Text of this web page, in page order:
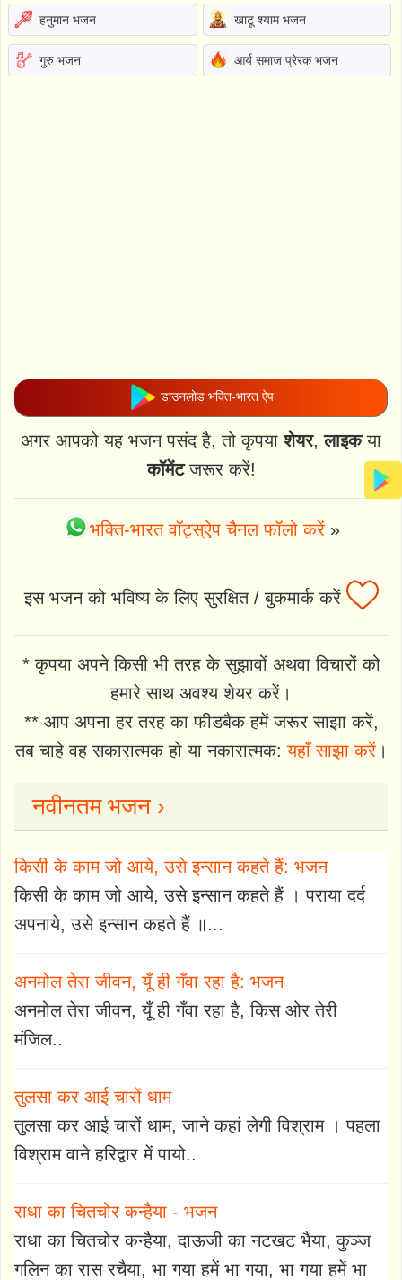
हनुमान भजन खाटू श्याम भजन
गुरु भजन आर्य समाज प्रेरक भजन
डाउनलोड भक्ति-भारत ऐप
अगर आपको यह भजन पसंद है, तो कृपयाशेयर,लाइकया
कॉमेंटजरूर करें!
भक्ति-भारत वॉट्स्ऐप चैनल फॉलो करें»
इस भजन को भविष्य के लिए सुरक्षित / बुकमार्क करें
* कृपया अपने किसी भी तरह के सुझावों अथवा विचारों को
हमारे साथ अवश्य शेयर करें।
** आप अपना हर तरह का फीडबैक हमें जरूर साझा करें,
तब चाहे वह सकारात्मक हो या नकारात्मक:यहाँ साझा करें।
नवीनतम भजन ›
किसी के काम जो आये, उसे इन्सान कहते हैं: भजन
किसी के काम जो आये, उसे इन्सान कहते हैं । पराया दर्द
अपनाये, उसे इन्सान कहते हैं ॥...
अनमोल तेरा जीवन, यूँ ही गँवा रहा है: भजन
अनमोल तेरा जीवन, यूँ ही गँवा रहा है, किस ओर तेरी
मंजिल..
तुलसा कर आई चारों धाम
तुलसा कर आई चारों धाम, जाने कहां लेगी विश्राम । पहला
विश्राम वाने हरिद्वार में पायो..
राधा का चितचोर कन्हैया - भजन
राधा का चितचोर कन्हैया, दाऊजी का नटखट भैया, कुञ्ज
गलिन का रास रचैया, भा गया हमें भा गया, भा गया हमें भा